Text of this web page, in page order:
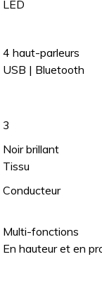
LED
4 haut-parleurs
USB | Bluetooth
3
Noir brillant
Tissu
Conducteur
Multi-fonctions
En hauteur et en